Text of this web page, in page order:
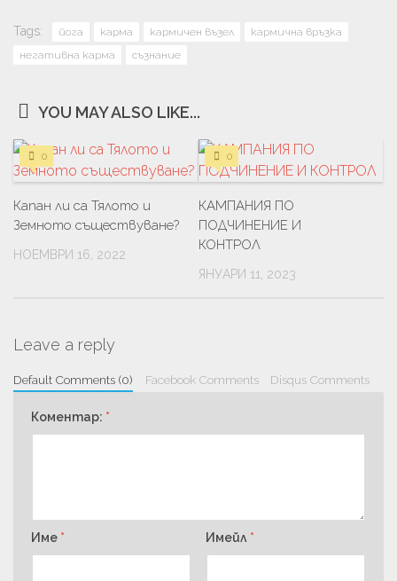
Tags: йога карма кармичен възел
кармична връзка
негативна карма
съзнание
YOU MAY ALSO LIKE...
0
Капан ли са Тялото и
Земното съществуване?
НОЕМВРИ 16, 2022
0
КАМПАНИЯ ПО
ПОДЧИНЕНИЕ И
КОНТРОЛ
ЯНУАРИ 11, 2023
Leave a reply
Default Comments (0) Facebook Comments Disqus Comments
Коментар: *
Име * Имейл *